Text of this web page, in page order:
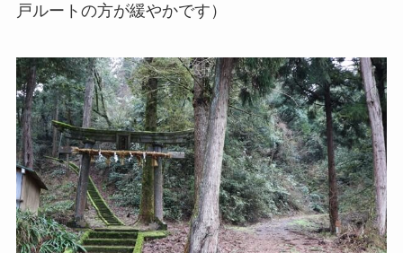
戸ルートの方が緩やかです）